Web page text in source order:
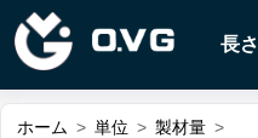
長さ
ホーム > 単位 > 製材量 >